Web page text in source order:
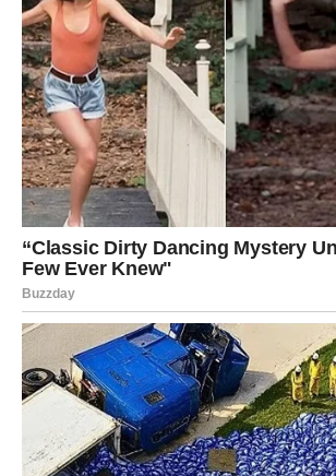
VAGA
Dnevna prognoza
Lijepi trenuci i prijatni susreti popraviće
raspoloženje.
Poruka zvijezda
Uživajte u malim radostima.